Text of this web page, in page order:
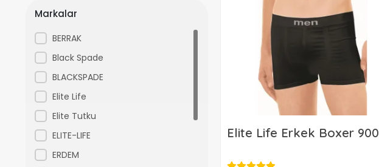
Markalar
BERRAK
Black Spade
BLACKSPADE
Elite Life
Elite Tutku
ELITE-LIFE
ERDEM
Elite Life Erkek Boxer 900